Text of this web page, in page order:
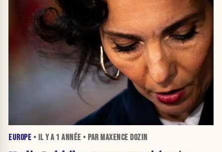
EUROPE • IL Y A 1 ANNÉE • PAR MAXENCE DOZIN